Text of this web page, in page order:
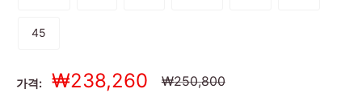
45
가격:
세
₩238,260
정
₩250,800